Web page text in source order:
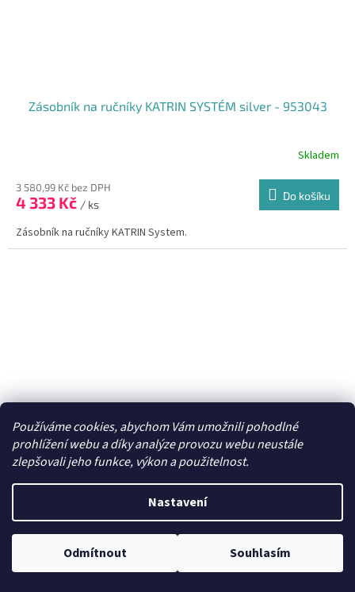
Používáme cookies, abychom Vám umožnili pohodlné
prohlížení webu a díky analýze provozu webu neustále
zlepšovali jeho funkce, výkon a použitelnost.
Nastavení
Odmítnout Souhlasím
Zásobník na ručníky KATRIN SYSTÉM silver - 953043
Skladem
3 580,99 Kč bez DPH
4 333 Kč / ks
Do košíku
Zásobník na ručníky KATRIN System.
Elektrický Zásobník na ručníky v roli LAVELI senzor -
2040 - modro/bílý